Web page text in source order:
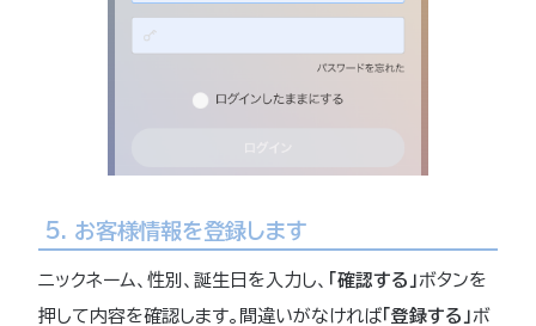
5. お客様情報を登録します
ニックネーム、性別、誕生日を入力し、 「確認する」 ボタンを
押して内容を確認します。間違いがなければ 「登録する」 ボ